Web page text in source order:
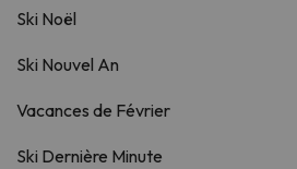
Ski Noël
Ski Nouvel An
Vacances de Février
Ski Dernière Minute